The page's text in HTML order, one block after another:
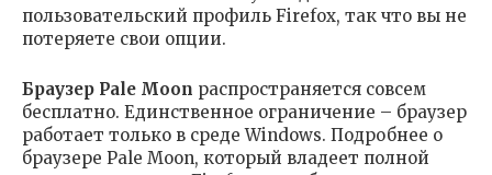
пользовательский профиль Firefox, так что вы не
потеряете свои опции.
Браузер Pale Moon распространяется совсем
бесплатно. Единственное ограничение – браузер
работает только в среде Windows. Подробнее о
браузере Pale Moon, который владеет полной